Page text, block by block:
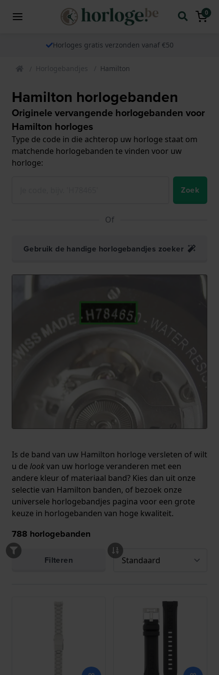
0
Horloges gratis verzonden vanaf €50
Horlogebandjes Hamilton
Hamilton horlogebanden
Originele vervangende horlogebanden voor
Hamilton horloges
Type de code in die achterop uw horloge staat om
matchende horlogebanden te vinden voor uw
horloge:
Zoek
Of
Gebruik de handige horlogebandjes zoeker
Is de band van uw Hamilton horloge versleten of wilt
u de lookvan uw horloge veranderen met een
andere kleur of materiaal band? Kies dan uit onze
selectie van Hamilton banden, of bezoek onze
universele horlogebandjes pagina voor een grote
keuze in horlogebanden van hoge kwaliteit.
788 horlogebanden
Filteren